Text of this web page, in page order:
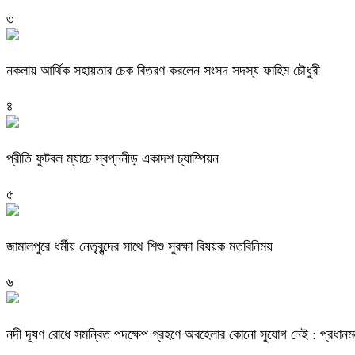
৩
নকলায় আর্থিক সহায়তার চেক বিতরণ করলেন সংসদ সদস্য ফাহিম চৌধুরী
৪
প্রীতি ফুটবল ম্যাচে স্বপ্ননীড় একাদশ চ্যাম্পিয়ন
৫
জামালপুরে ধর্মীয় নেতৃবৃন্দের সাথে শিশু সুরক্ষা বিষয়ক মতবিনিময়
৬
নদী দূষণ রোধে সমন্বিত পদক্ষেপ গ্রহণে অবহেলার কোনো সুযোগ নেই :